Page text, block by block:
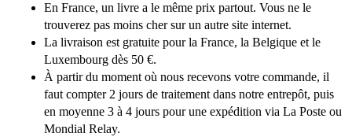
En France, un livre a le même prix partout. Vous ne le
trouverez pas moins cher sur un autre site internet.
La livraison est gratuite pour la France, la Belgique et le
Luxembourg dès 50 €.
À partir du moment où nous recevons votre commande, il
faut compter 2 jours de traitement dans notre entrepôt, puis
en moyenne 3 à 4 jours pour une expédition via La Poste ou
Mondial Relay.